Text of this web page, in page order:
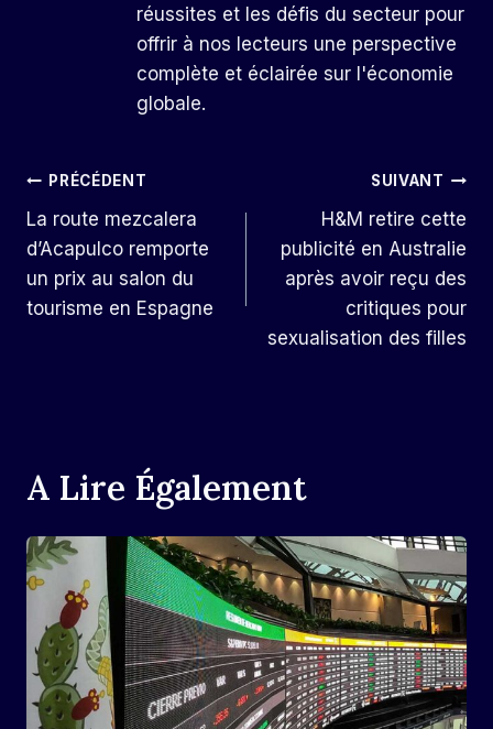
réussites et les défis du secteur pour
offrir à nos lecteurs une perspective
complète et éclairée sur l'économie
globale.
Navigation
De
L’article
PRÉCÉDENT
La route mezcalera
d’Acapulco remporte
un prix au salon du
tourisme en Espagne
SUIVANT
H&M retire cette
publicité en Australie
après avoir reçu des
critiques pour
sexualisation des filles
A Lire Également